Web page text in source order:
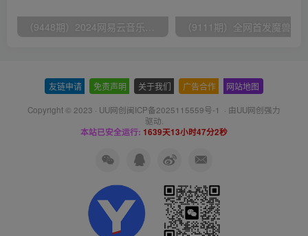
友链申请 免责声明 关于我们 广告合作 网站地图
Copyright © 2023 · UU网创闽ICP备2025115559号-1 · 由UU网创强力
驱动.
本站已安全运行: 1639天13小时47分2秒